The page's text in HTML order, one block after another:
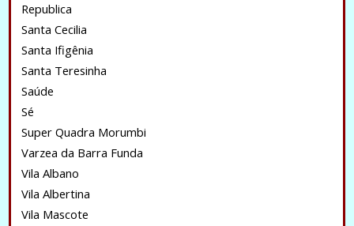
Republica
Santa Cecilia
Santa Ifigênia
Santa Teresinha
Saúde
Sé
Super Quadra Morumbi
Varzea da Barra Funda
Vila Albano
Vila Albertina
Vila Mascote